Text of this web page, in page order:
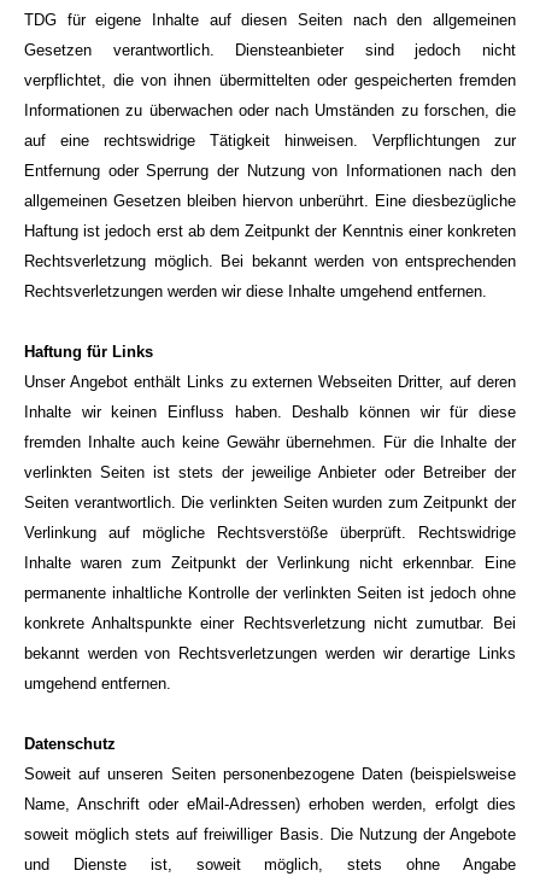
TDG für eigene Inhalte auf diesen Seiten nach den allgemeinen
Gesetzen verantwortlich. Diensteanbieter sind jedoch nicht
verpflichtet, die von ihnen übermittelten oder gespeicherten fremden
Informationen zu überwachen oder nach Umständen zu forschen, die
auf eine rechtswidrige Tätigkeit hinweisen. Verpflichtungen zur
Entfernung oder Sperrung der Nutzung von Informationen nach den
allgemeinen Gesetzen bleiben hiervon unberührt. Eine diesbezügliche
Haftung ist jedoch erst ab dem Zeitpunkt der Kenntnis einer konkreten
Rechtsverletzung möglich. Bei bekannt werden von entsprechenden
Rechtsverletzungen werden wir diese Inhalte umgehend entfernen.
Haftung für Links
Unser Angebot enthält Links zu externen Webseiten Dritter, auf deren
Inhalte wir keinen Einfluss haben. Deshalb können wir für diese
fremden Inhalte auch keine Gewähr übernehmen. Für die Inhalte der
verlinkten Seiten ist stets der jeweilige Anbieter oder Betreiber der
Seiten verantwortlich. Die verlinkten Seiten wurden zum Zeitpunkt der
Verlinkung auf mögliche Rechtsverstöße überprüft. Rechtswidrige
Inhalte waren zum Zeitpunkt der Verlinkung nicht erkennbar. Eine
permanente inhaltliche Kontrolle der verlinkten Seiten ist jedoch ohne
konkrete Anhaltspunkte einer Rechtsverletzung nicht zumutbar. Bei
bekannt werden von Rechtsverletzungen werden wir derartige Links
umgehend entfernen.
Datenschutz
Soweit auf unseren Seiten personenbezogene Daten (beispielsweise
Name, Anschrift oder eMail-Adressen) erhoben werden, erfolgt dies
soweit möglich stets auf freiwilliger Basis. Die Nutzung der Angebote
und Dienste ist, soweit möglich, stets ohne Angabe